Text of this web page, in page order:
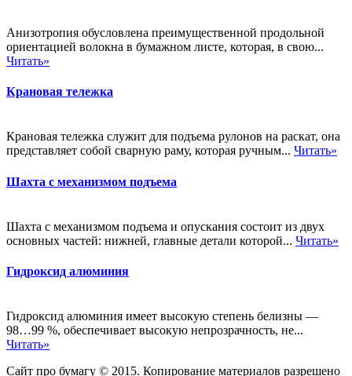
Анизотропия обусловлена преимущественной продольной
ориентацией волокна в бумажном листе, которая, в свою...
Читать»
Крановая тележка
Крановая тележка служит для подъема рулонов на раскат, она
представляет собой сварную раму, которая ручным... Читать»
Шахта с механизмом подъема
Шахта с механизмом подъема и опускания состоит из двух
основных частей: нижней, главные детали которой... Читать»
Гидроксид алюминия
Гидроксид алюминия имеет высокую степень белизны —
98…99 %, обеспечивает высокую непрозрачность, не...
Читать»
Сайт про бумагу © 2015. Копирование материалов разрешено